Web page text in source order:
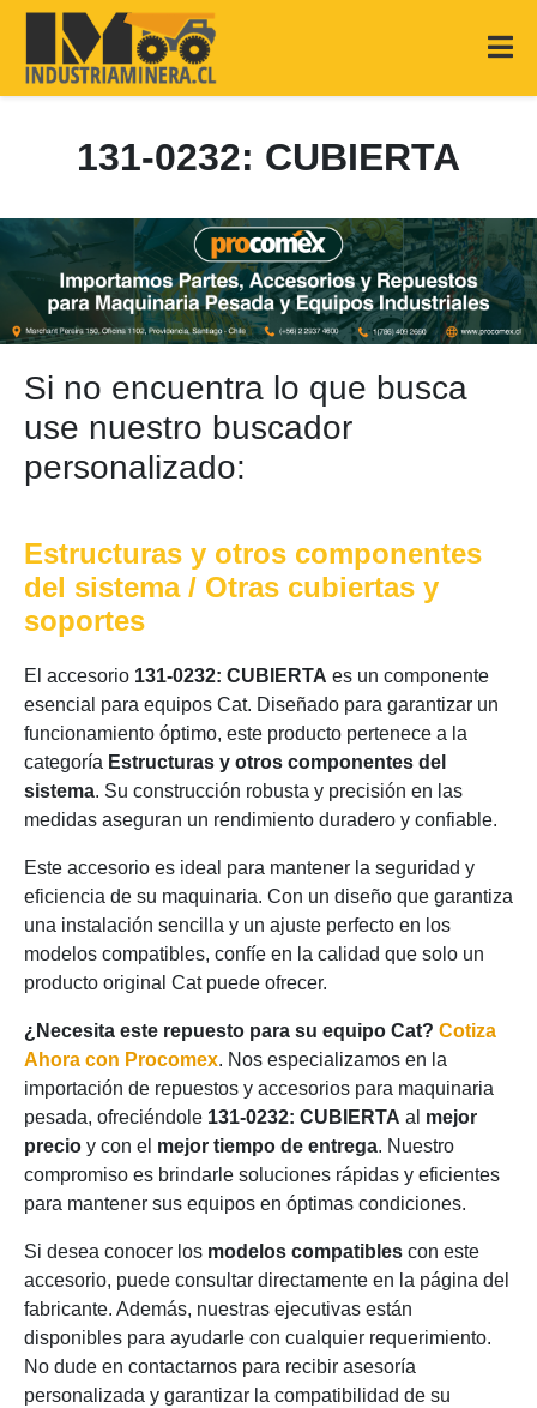
131-0232: CUBIERTA
Si no encuentra lo que busca
use nuestro buscador
personalizado:
Estructuras y otros componentes
del sistema / Otras cubiertas y
soportes
El accesorio 131-0232: CUBIERTA es un componente
esencial para equipos Cat. Diseñado para garantizar un
funcionamiento óptimo, este producto pertenece a la
categoría Estructuras y otros componentes del
sistema. Su construcción robusta y precisión en las
medidas aseguran un rendimiento duradero y confiable.
Este accesorio es ideal para mantener la seguridad y
eficiencia de su maquinaria. Con un diseño que garantiza
una instalación sencilla y un ajuste perfecto en los
modelos compatibles, confíe en la calidad que solo un
producto original Cat puede ofrecer.
¿Necesita este repuesto para su equipo Cat? Cotiza
Ahora con Procomex. Nos especializamos en la
importación de repuestos y accesorios para maquinaria
pesada, ofreciéndole 131-0232: CUBIERTA al mejor
precio y con el mejor tiempo de entrega. Nuestro
compromiso es brindarle soluciones rápidas y eficientes
para mantener sus equipos en óptimas condiciones.
Si desea conocer los modelos compatibles con este
accesorio, puede consultar directamente en la página del
fabricante. Además, nuestras ejecutivas están
disponibles para ayudarle con cualquier requerimiento.
No dude en contactarnos para recibir asesoría
personalizada y garantizar la compatibilidad de su